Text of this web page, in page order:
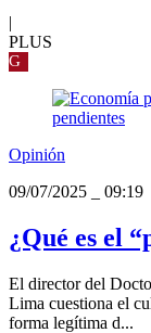
|
PLUS
G
Opinión
09/07/2025
09:19
¿Qué es el
El director del
Lima cuestiona el
forma legítima d...